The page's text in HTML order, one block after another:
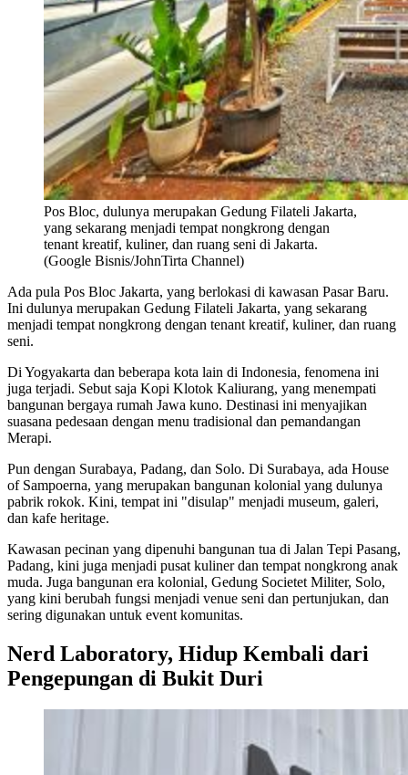
Pos Bloc, dulunya merupakan Gedung Filateli Jakarta,
yang sekarang menjadi tempat nongkrong dengan
tenant kreatif, kuliner, dan ruang seni di Jakarta.
(Google Bisnis/JohnTirta Channel)
Ada pula Pos Bloc Jakarta, yang berlokasi di kawasan Pasar Baru.
Ini dulunya merupakan Gedung Filateli Jakarta, yang sekarang
menjadi tempat nongkrong dengan tenant kreatif, kuliner, dan ruang
seni.
Di Yogyakarta dan beberapa kota lain di Indonesia, fenomena ini
juga terjadi. Sebut saja Kopi Klotok Kaliurang, yang menempati
bangunan bergaya rumah Jawa kuno. Destinasi ini menyajikan
suasana pedesaan dengan menu tradisional dan pemandangan
Merapi.
Pun dengan Surabaya, Padang, dan Solo. Di Surabaya, ada House
of Sampoerna, yang merupakan bangunan kolonial yang dulunya
pabrik rokok. Kini, tempat ini "disulap" menjadi museum, galeri,
dan kafe heritage.
Kawasan pecinan yang dipenuhi bangunan tua di Jalan Tepi Pasang,
Padang, kini juga menjadi pusat kuliner dan tempat nongkrong anak
muda. Juga bangunan era kolonial, Gedung Societet Militer, Solo,
yang kini berubah fungsi menjadi venue seni dan pertunjukan, dan
sering digunakan untuk event komunitas.
Nerd Laboratory, Hidup Kembali dari
Pengepungan di Bukit Duri